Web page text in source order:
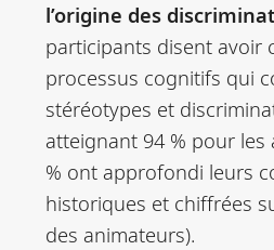
l’origine des
participants disent avoir
processus cognitifs qui
stéréotypes et
atteignant 94 % pour les
% ont approfondi leurs
historiques et chiffrées
des animateurs).